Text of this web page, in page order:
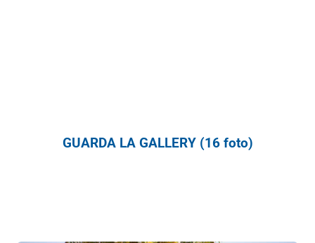
GUARDA LA GALLERY (16 foto)